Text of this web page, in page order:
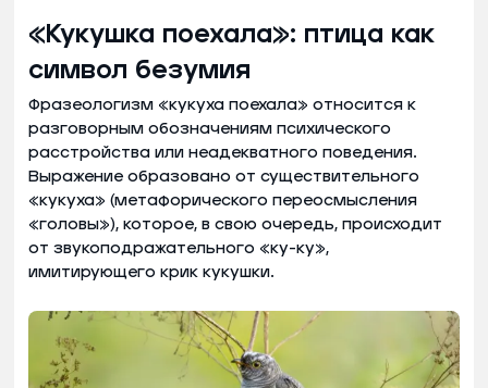
«Кукушка поехала»: птица как
символ безумия
Фразеологизм «кукуха поехала» относится к
разговорным обозначениям психического
расстройства или неадекватного поведения.
Выражение образовано от существительного
«кукуха» (метафорического переосмысления
«головы»), которое, в свою очередь, происходит
от звукоподражательного «ку-ку»,
имитирующего крик кукушки.